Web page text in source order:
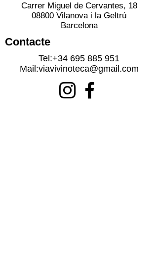
Carrer Miguel de Cervantes, 18
08800 Vilanova i la Geltrú
Barcelona
Contacte
Tel:+34 695 885 951
Mail:viavivinoteca@gmail.com